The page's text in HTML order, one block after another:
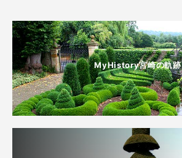
MyHistory宮崎の軌跡